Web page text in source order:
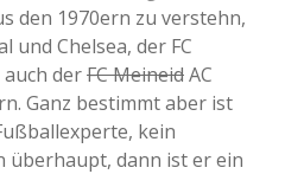
den 1970ern zu verstehn,
und Chelsea, der FC
derFC MeineidAC
Ganz bestimmt aber ist
kein
überhaupt, dann ist er ein